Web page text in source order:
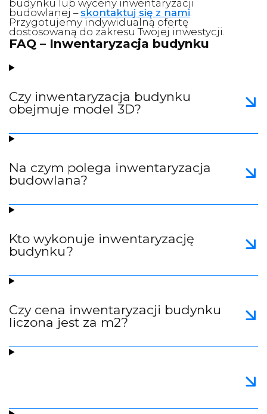
budynku lub wyceny inwentaryzacji
budowlanej – skontaktuj się z nami
Przygotujemy indywidualną ofertę
dostosowaną do zakresu Twojej inwestycji.
FAQ – Inwentaryzacja budynku
Czy inwentaryzacja budynku
obejmuje model 3D?
Na czym polega inwentaryzacja
budowlana?
Kto wykonuje inwentaryzację
budynku?
Czy cena inwentaryzacji budynku
liczona jest za m2?